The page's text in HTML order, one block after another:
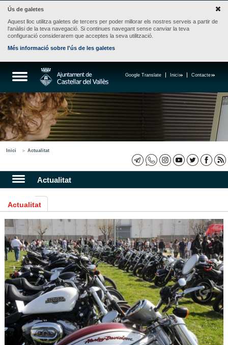
Ús de galetes
Aquest lloc utilitza galetes de tercers per poder millorar els nostres serveis a partir de
l'anàlisi de la teva navegació. Si continues navegant sense canviar la teva
configuració considerarem que acceptes la seva utilització.
Més informació sobre l'ús de les galetes
Contacte
Inici
Google Translate
Inici Actualitat
Actualitat
Actualitat